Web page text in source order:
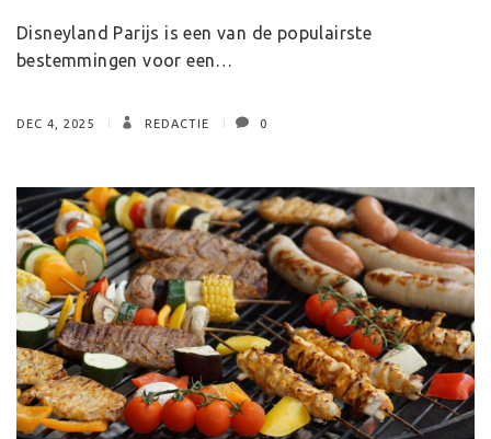
Disneyland Parijs is een van de populairste
bestemmingen voor een…
DEC 4, 2025 REDACTIE 0